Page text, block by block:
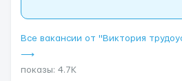
Все вакансии от "Виктория
⟶
показы: 4.7K